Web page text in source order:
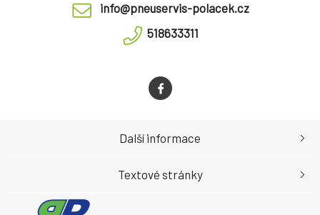
info@pneuservis-polacek.cz
518633311
Další informace
Textové stránky